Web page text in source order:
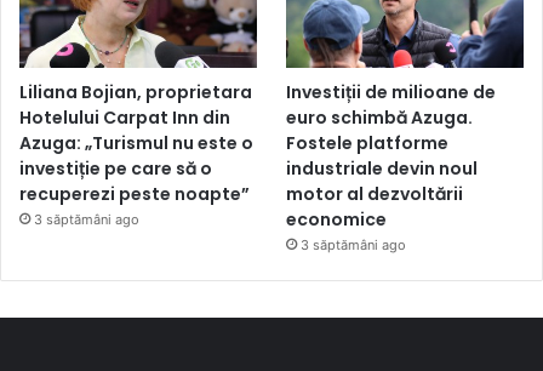
Liliana Bojian, proprietara
Hotelului Carpat Inn din
Azuga: „Turismul nu este o
investiție pe care să o
recuperezi peste noapte”
3 săptămâni ago
Investiții de milioane de
euro schimbă Azuga.
Fostele platforme
industriale devin noul
motor al dezvoltării
economice
3 săptămâni ago